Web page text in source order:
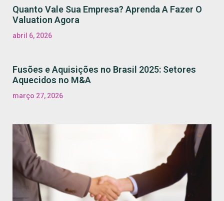
Quanto Vale Sua Empresa? Aprenda A Fazer O
Valuation Agora
abril 6, 2026
Fusões e Aquisições no Brasil 2025: Setores
Aquecidos no M&A
março 27, 2026